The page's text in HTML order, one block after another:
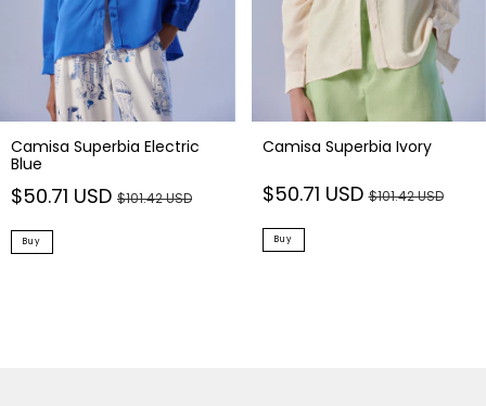
Camisa Superbia Electric
Blue
$50.71 USD $101.42 USD
Buy
Camisa Superbia Ivory
$50.71 USD$101.42 USD
Buy